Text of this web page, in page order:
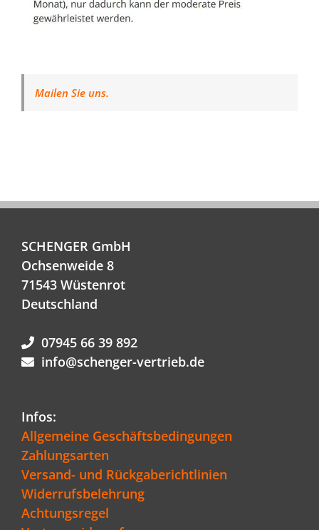
Mailen Sie uns.
SCHENGER GmbH
Ochsenweide 8
71543 Wüstenrot
Deutschland
07945 66 39 892
info@schenger-vertrieb.de
Infos:
Allgemeine Geschäftsbedingungen
Zahlungsarten
Versand- und Rückgaberichtlinien
Widerrufsbelehrung
Achtungsregel